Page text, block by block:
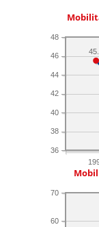
36
38
40
42
44
46
48
60
70